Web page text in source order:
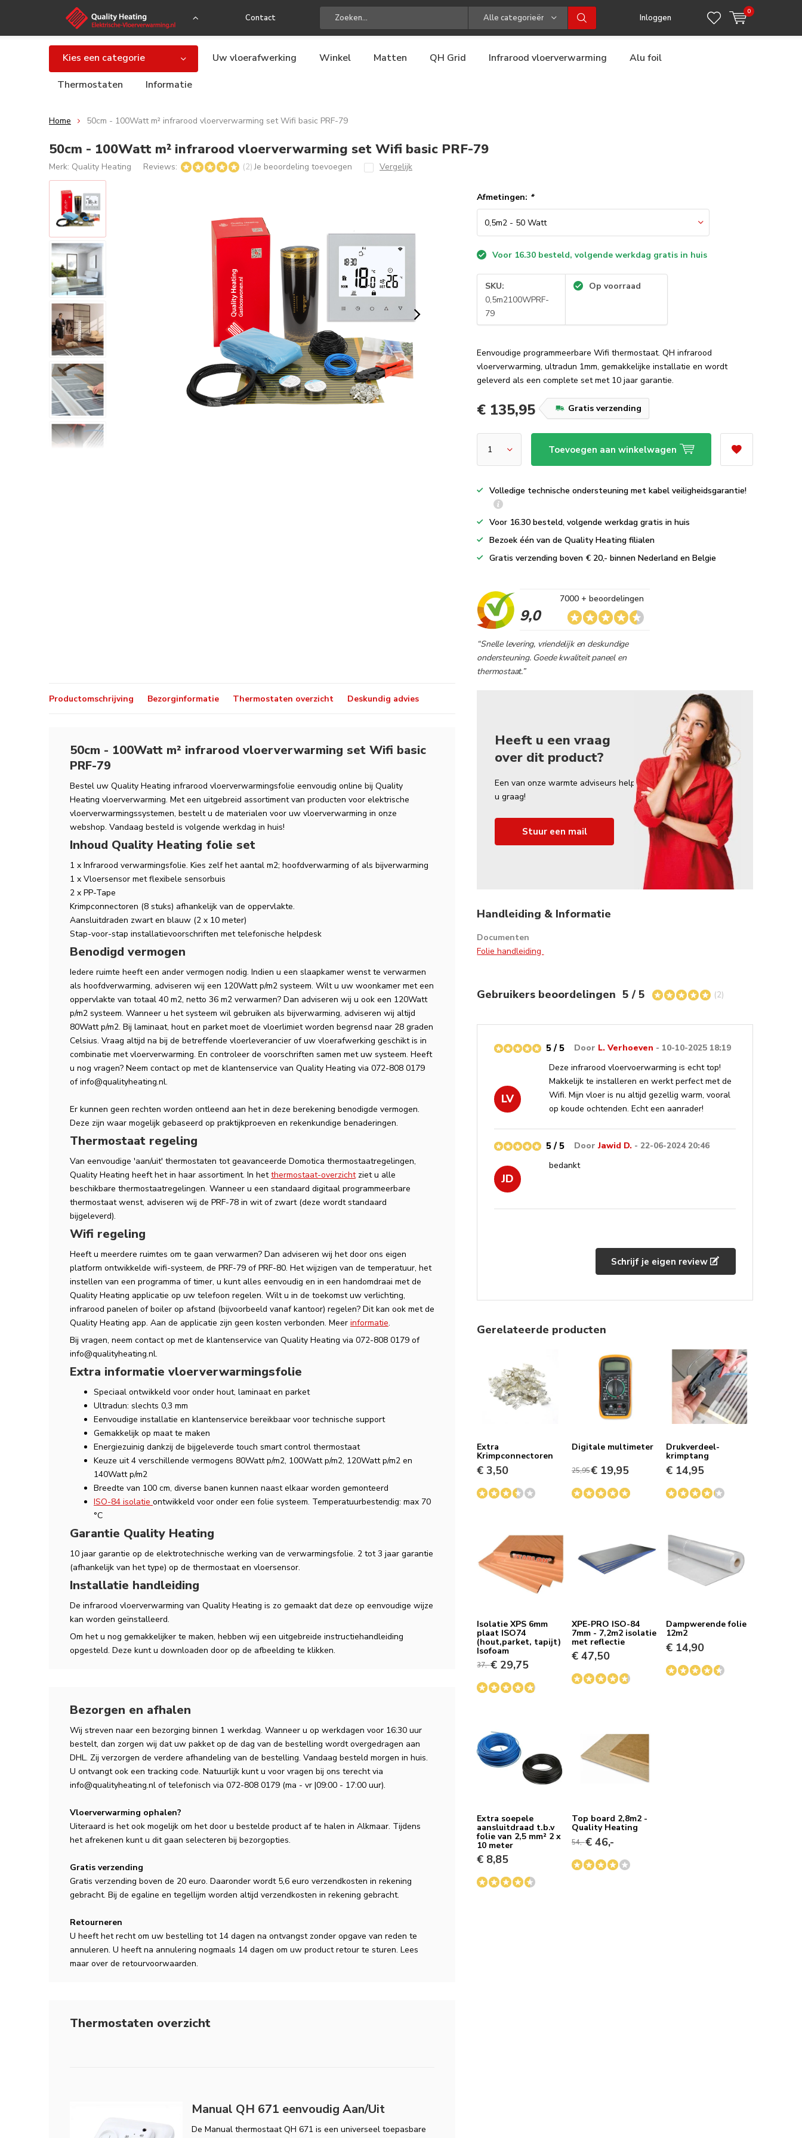
Contact Alle categorieën Inloggen
0
Kies een categorie Uw vloerafwerking Winkel Matten QH Grid Infrarood vloerverwarming Alu foil
Thermostaten Informatie
Home 50cm - 100Watt m² infrarood vloerverwarming set Wifi basic PRF-79
50cm - 100Watt m² infrarood vloerverwarming set Wifi basic PRF-79
Merk: Quality Heating Reviews: (2) Je beoordeling toevoegen Vergelijk
Afmetingen: *
Voor 16.30 besteld, volgende werkdag gratis in huis
SKU:
0,5m2100WPRF-
79
Op voorraad
Eenvoudige programmeerbare Wifi thermostaat. QH infrarood
vloerverwarming, ultradun 1mm, gemakkelijke installatie en wordt
geleverd als een complete set met 10 jaar garantie.
€ 135,95 Gratis verzending
Toevoegen aan winkelwagen
Volledige technische ondersteuning met kabel veiligheidsgarantie!
Voor 16.30 besteld, volgende werkdag gratis in huis
Bezoek één van de Quality Heating filialen
Gratis verzending boven € 20,- binnen Nederland en Belgie
9,0
7000 + beoordelingen
“Snelle levering, vriendelijk en deskundige
ondersteuning. Goede kwaliteit paneel en
thermostaat.”
Productomschrijving Bezorginformatie Thermostaten overzicht Deskundig advies
50cm - 100Watt m² infrarood vloerverwarming set Wifi basic
PRF-79
Bestel uw Quality Heating infrarood vloerverwarmingsfolie eenvoudig online bij Quality
Heating vloerverwarming. Met een uitgebreid assortiment van producten voor elektrische
vloerverwarmingssystemen, bestelt u de materialen voor uw vloerverwarming in onze
webshop. Vandaag besteld is volgende werkdag in huis!
Inhoud Quality Heating folie set
1 x Infrarood verwarmingsfolie. Kies zelf het aantal m2; hoofdverwarming of als bijverwarming
1 x Vloersensor met flexibele sensorbuis
2 x PP-Tape
Krimpconnectoren (8 stuks) afhankelijk van de oppervlakte.
Aansluitdraden zwart en blauw (2 x 10 meter)
Stap-voor-stap installatievoorschriften met telefonische helpdesk
Benodigd vermogen
Iedere ruimte heeft een ander vermogen nodig. Indien u een slaapkamer wenst te verwarmen
als hoofdverwarming, adviseren wij een 120Watt p/m2 systeem. Wilt u uw woonkamer met een
oppervlakte van totaal 40 m2, netto 36 m2 verwarmen? Dan adviseren wij u ook een 120Watt
p/m2 systeem. Wanneer u het systeem wil gebruiken als bijverwarming, adviseren wij altijd
80Watt p/m2. Bij laminaat, hout en parket moet de vloerlimiet worden begrensd naar 28 graden
Celsius. Vraag altijd na bij de betreffende vloerleverancier of uw vloerafwerking geschikt is in
combinatie met vloerverwarming. En controleer de voorschriften samen met uw systeem. Heeft
u nog vragen? Neem contact op met de klantenservice van Quality Heating via 072-808 0179
ofinfo@qualityheating.nl.
Er kunnen geen rechten worden ontleend aan het in deze berekening benodigde vermogen.
Deze zijn waar mogelijk gebaseerd op praktijkproeven en rekenkundige benaderingen.
Thermostaat regeling
Van eenvoudige 'aan/uit' thermostaten tot geavanceerde Domotica thermostaatregelingen,
Quality Heating heeft het in haar assortiment. In hetthermostaat-overzichtziet u alle
beschikbare thermostaatregelingen. Wanneer u een standaard digitaal programmeerbare
thermostaat wenst, adviseren wij de PRF-78 in wit of zwart (deze wordt standaard
bijgeleverd).
Wifi regeling
Heeft u meerdere ruimtes om te gaan verwarmen? Dan adviseren wij het door ons eigen
platform ontwikkelde wifi-systeem, de PRF-79 of PRF-80. Het wijzigen van de temperatuur, het
instellen van een programma of timer, u kunt alles eenvoudig en in een handomdraai met de
Quality Heating applicatie op uw telefoon regelen. Wilt u in de toekomst uw verlichting,
infrarood panelen of boiler op afstand (bijvoorbeeld vanaf kantoor) regelen? Dit kan ook met de
Quality Heating app. Aan de applicatie zijn geen kosten verbonden. Meer informatie.
Bij vragen, neem contact op met de klantenservice van Quality Heating via 072-808 0179 of
info@qualityheating.nl.
Extra informatie vloerverwarmingsfolie
Speciaal ontwikkeld voor onder hout, laminaat en parket
Ultradun: slechts 0,3 mm
Eenvoudige installatie en klantenservice bereikbaar voor technische support
Gemakkelijk op maat te maken
Energiezuinig dankzij de bijgeleverde touch smart control thermostaat
Keuze uit 4 verschillende vermogens 80Watt p/m2, 100Watt p/m2, 120Watt p/m2 en
140Watt p/m2
Breedte van 100 cm, diverse banen kunnen naast elkaar worden gemonteerd
ISO-84 isolatie ontwikkeld voor onder een folie systeem. Temperatuurbestendig: max 70
°C
Garantie Quality Heating
10 jaar garantie op de elektrotechnische werking van de verwarmingsfolie. 2 tot 3 jaar garantie
(afhankelijk van het type) op de thermostaat en vloersensor.
Installatie handleiding
De infrarood vloerverwarming van Quality Heating is zo gemaakt dat deze op eenvoudige wijze
kan worden geïnstalleerd.
Om het u nog gemakkelijker te maken, hebben wij een uitgebreide instructiehandleiding
opgesteld. Deze kunt u downloaden door op de afbeelding te klikken.
Bezorgen en afhalen
Wij streven naar een bezorging binnen 1 werkdag. Wanneer u op werkdagen voor 16:30 uur
bestelt, dan zorgen wij dat uw pakket op de dag van de bestelling wordt overgedragen aan
DHL. Zij verzorgen de verdere afhandeling van de bestelling. Vandaag besteld morgen in huis.
U ontvangt ook een tracking code. Natuurlijk kunt u voor vragen bij ons terecht via
info@qualityheating.nl of telefonisch via 072-808 0179 (ma - vr |09:00 - 17:00 uur).
Vloerverwarming ophalen?
Uiteraard is het ook mogelijk om het door u bestelde product af te halen in Alkmaar. Tijdens
het afrekenen kunt u dit gaan selecteren bij bezorgopties.
Gratis verzending
Gratis verzending boven de 20 euro. Daaronder wordt 5,6 euro verzendkosten in rekening
gebracht. Bij de egaline en tegellijm worden altijd verzendkosten in rekening gebracht.
Retourneren
U heeft het recht om uw bestelling tot 14 dagen na ontvangst zonder opgave van reden te
annuleren. U heeft na annulering nogmaals 14 dagen om uw product retour te sturen. Lees
maar over de retourvoorwaarden.
Thermostaten overzicht
Manual QH 671 eenvoudig Aan/Uit
De Manual thermostaat QH 671 is een universeel toepasbare
Heeft u een vraag
over dit product?
Een van onze warmte adviseurs helpt
u graag!
Stuur een mail
Handleiding & Informatie
Documenten
Folie handleiding
Gebruikers beoordelingen 5 / 5 (2)
LV
Door L. Verhoeven - 10-10-2025 18:19
5 / 5
Deze infrarood vloervoerwarming is echt top!
Makkelijk te installeren en werkt perfect met de
Wifi. Mijn vloer is nu altijd gezellig warm, vooral
op koude ochtenden. Echt een aanrader!
JD
DoorJawid D. - 22-06-2024 20:46
5 / 5
bedankt
Schrijf je eigen review
Gerelateerde producten
Extra
Krimpconnectoren
€ 3,50
Digitale multimeter
25,95€ 19,95
Drukverdeel-
krimptang
€ 14,95
Isolatie XPS 6mm
plaat ISO74
(hout,parket, tapijt)
Isofoam
37,-€ 29,75
XPE-PRO ISO-84
7mm - 7,2m2 isolatie
met reflectie
€ 47,50
Dampwerende folie
12m2
€ 14,90
Extra soepele
aansluitdraad t.b.v
folie van 2,5 mm² 2 x
10 meter
€ 8,85
Top board 2,8m2 -
Quality Heating
54,-€ 46,-